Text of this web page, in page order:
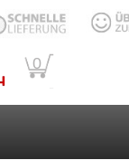
0